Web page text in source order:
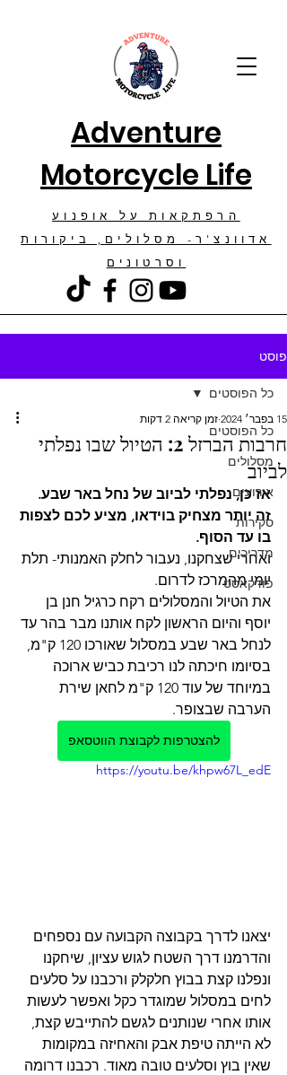
Adventure
Motorcycle Life
הרפתקאות על אופנוע
אדוונצ'ר- מסלולים, ביקורות
וסרטונים
פוסט
כל הפוסטים
מסלולים
אירועים
סקירות
מדריכים
פודקאסט
כל הפוסטים
חרבות הברזל 2: הטיול שבו נפלתי
לביוב
15 בפבר׳ 2024 זמן קריאה 2 דקות
אז כן, נפלתי לביוב של נחל באר שבע.
זה יותר מצחיק בוידאו, מציע לכם לצפות
בו עד הסוף.
ואחרי שצחקנו, נעבור לחלק האמנותי- תלת
יומי מהמרכז לדרום.
את הטיול והמסלולים רקח כרגיל חנן בן
יוסף והיום הראשון לקח אותנו מבר בהר עד
לנחל באר שבע במסלול שאורכו 120 ק"מ,
בסיומו חיכתה לנו רכיבת כביש ארוכה
במיוחד של עוד 120 ק"מ לחאן שירת
הערבה שבצופר.
להצטרפות לקבוצת הווטסאפ
https://youtu.be/khpw67L_edE
יצאנו לדרך בקבוצה הקבועה עם נספחים
והדרמנו דרך השטח לגוש עציון, שיחקנו
ונפלנו קצת בבוץ חלקלק ורכבנו על סלעים
לחים במסלול שמוגדר כקל ואפשר לעשות
אותו אחרי שנותנים לגשם להתייבש קצת,
לא הייתה טיפת אבק והאחיזה במקומות
שאין בוץ וסלעים טובה מאוד. רכבנו דרומה